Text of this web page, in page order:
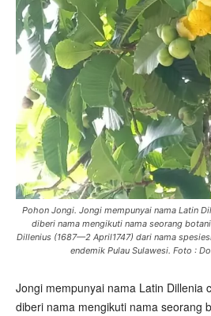
Pohon Jongi. Jongi mempunyai nama Latin
diberi nama mengikuti nama seorang
Dillenius (1687—2 April1747) dari nama
endemik Pulau Sulawesi. Foto :
Jongi mempunyai nama Latin Dillenia
diberi nama mengikuti nama seorang